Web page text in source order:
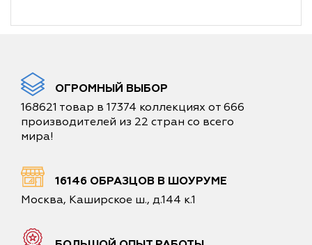
ОГРОМНЫЙ ВЫБОР
168621 товар в 17374 коллекциях от 666
производителей из 22 стран со всего
мира!
16146 ОБРАЗЦОВ В ШОУРУМЕ
Москва, Каширское ш., д.144 к.1